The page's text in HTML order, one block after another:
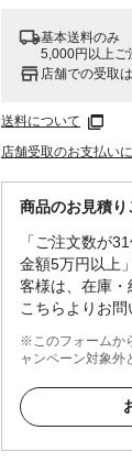
基本送料のみ
5,000円以上ご
店舗での受取
送料について
店舗受取のお支払い
商品のお見積
「ご注文数が
金額5万円以上
客様は、在庫・
こちらよりお問
※このフォームか
ャンペーン対象外